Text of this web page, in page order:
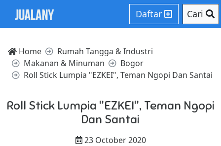
Daftar Cari
Home
Rumah Tangga & Industri
Makanan & Minuman
Bogor
Roll Stick Lumpia "EZKEI", Teman Ngopi Dan Santai
Roll Stick Lumpia "EZKEI", Teman Ngopi
Dan Santai
23 October 2020